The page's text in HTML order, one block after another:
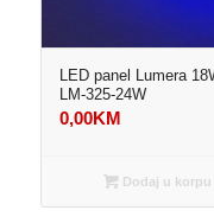
LED panel Lumera
LM-325-24W
0,00KM
Dodaj u korpu